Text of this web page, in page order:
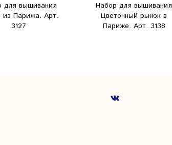
для вышивания
из Парижа. Арт.
3127
Набор для вышивания
Цветочный рынок в
Париже. Арт. 3138